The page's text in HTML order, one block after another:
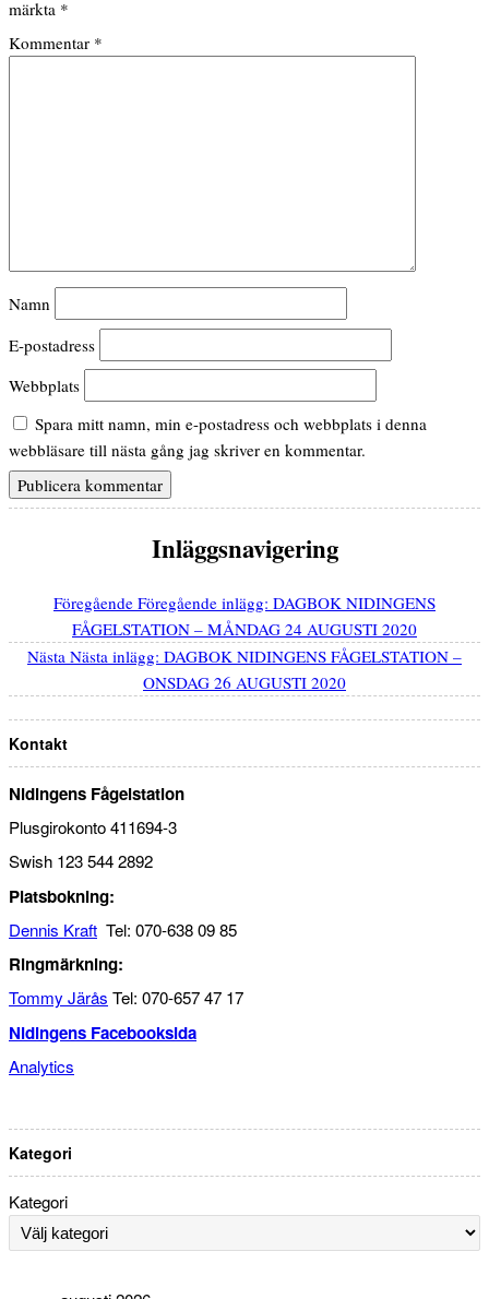
märkta *
Kommentar *
Namn
E-postadress
Webbplats
Spara mitt namn, min e-postadress och webbplats i denna
webbläsare till nästa gång jag skriver en kommentar.
Inläggsnavigering
Föregående Föregående inlägg: DAGBOK NIDINGENS
FÅGELSTATION – MÅNDAG 24 AUGUSTI 2020
Nästa Nästa inlägg: DAGBOK NIDINGENS FÅGELSTATION –
ONSDAG 26 AUGUSTI 2020
Kontakt
Nidingens Fågelstation
Plusgirokonto 411694-3
Swish 123 544 2892
Platsbokning:
Dennis Kraft Tel: 070-638 09 85
Ringmärkning:
Tommy Järås Tel: 070-657 47 17
Nidingens Facebooksida
Analytics
Kategori
Kategori